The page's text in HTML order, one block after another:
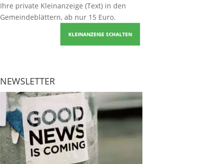
Ihre private Kleinanzeige (Text) in den
Gemeindeblättern, ab nur 15 Euro.
KLEINANZEIGE SCHALTEN
NEWSLETTER